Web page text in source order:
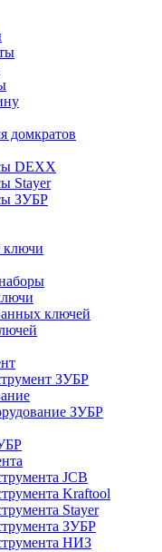
домкратов
DEXX
Stayer
ЗУБР
ключи
ключей
ЗУБР
ЗУБР
JCB
Kraftool
Stayer
ЗУБР
НИЗ